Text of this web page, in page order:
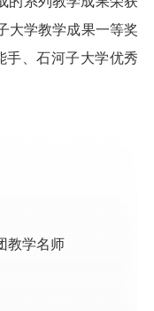
大学教学成果一等奖
手、石河子大学优秀
教学名师